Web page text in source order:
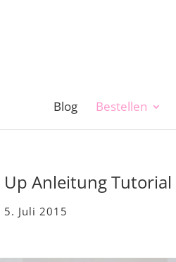
Blog Bestellen
Anleitung Tutorial
5. Juli 2015